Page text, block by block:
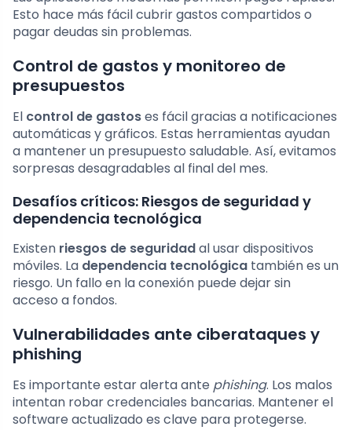
Esto hace más fácil cubrir gastos compartidos o
pagar deudas sin problemas.
Control de gastos y monitoreo de
presupuestos
El control de gastoses fácil gracias a notificaciones
automáticas y gráficos. Estas herramientas ayudan
a mantener un presupuesto saludable. Así, evitamos
sorpresas desagradables al final del mes.
Desafíos críticos: Riesgos de seguridad y
dependencia tecnológica
Existen riesgos de seguridadal usar dispositivos
móviles. La dependencia tecnológica también es un
riesgo. Un fallo en la conexión puede dejar sin
acceso a fondos.
Vulnerabilidades ante ciberataques y
phishing
Es importante estar alerta ante phishing. Los malos
intentan robar credenciales bancarias. Mantener el
software actualizado es clave para protegerse.